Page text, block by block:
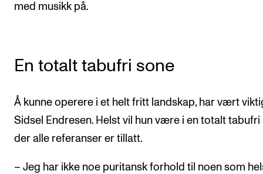
med musikk på.
En totalt tabufri sone
Å kunne operere i et helt fritt landskap, har vært
Sidsel Endresen. Helst vil hun være i en totalt tabufri
der alle referanser er tillatt.
– Jeg har ikke noe puritansk forhold til noen som